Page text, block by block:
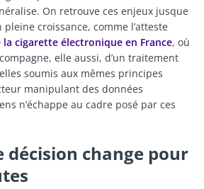
On retrouve ces enjeux jusque
croissance, comme l’atteste
cigarette électronique en France, où
elle aussi, d’un traitement
soumis aux mêmes principes
manipulant des données
n’échappe au cadre posé par ces
décision change pour